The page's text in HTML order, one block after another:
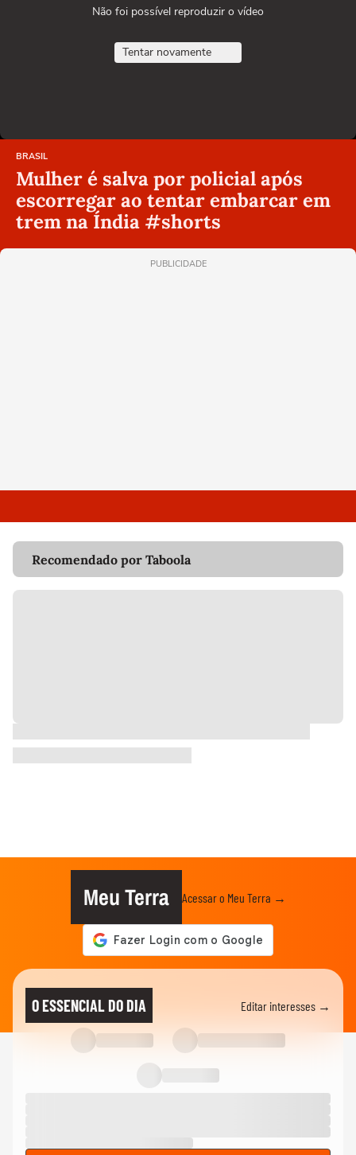
Não foi possível reproduzir o vídeo
Tentar novamente
BRASIL
Mulher é salva por policial após
escorregar ao tentar embarcar em
trem na Índia #shorts
PUBLICIDADE
Recomendado por Taboola
Meu Terra Acessar o Meu Terra →
O ESSENCIAL DO DIA Editar interesses →